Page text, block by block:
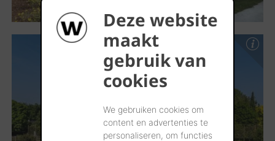
Deze website
maakt
gebruik van
cookies
We gebruiken cookies om
content en advertenties te
personaliseren, om functies